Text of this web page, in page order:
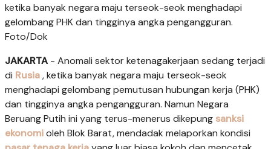
ketika banyak negara maju terseok-seok menghadapi
gelombang PHK dan tingginya angka pengangguran.
Foto/Dok
JAKARTA - Anomali sektor ketenagakerjaan sedang terjadi
di Rusia, ketika banyak negara maju terseok-seok
menghadapi gelombang pemutusan hubungan kerja (PHK)
dan tingginya angka pengangguran. Namun Negara
Beruang Putih ini yang terus-menerus dikepung sanksi
ekonomioleh Blok Barat, mendadak melaporkan kondisi